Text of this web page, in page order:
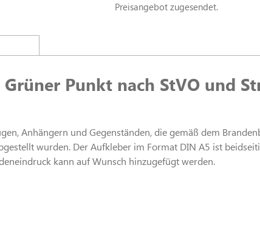
Preisangebot zugesendet.
Punkt nach StVO und
Anhängern und Gegenständen, die gemäß dem
wurden. Der Aufkleber im Format DIN A5 ist
kann auf Wunsch hinzugefügt werden.